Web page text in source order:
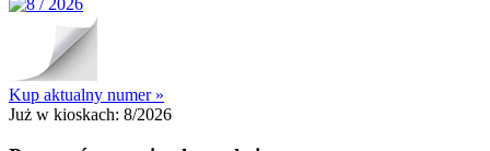
Kup aktualny numer »
Już w kioskach: 8/2026